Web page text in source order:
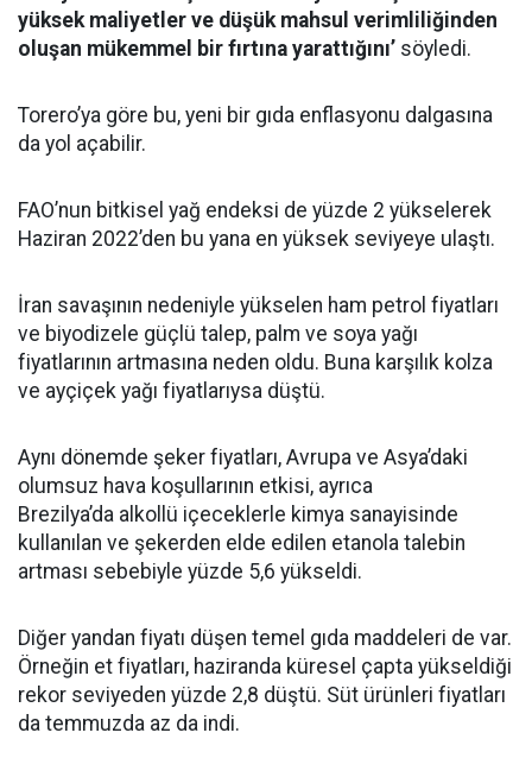
yüksek maliyetler ve düşük mahsul verimliliğinden
oluşan mükemmel bir fırtına yarattığını’ söyledi.
Torero’ya göre bu, yeni bir gıda enflasyonu dalgasına
da yol açabilir.
FAO’nun bitkisel yağ endeksi de yüzde 2 yükselerek
Haziran 2022’den bu yana en yüksek seviyeye ulaştı.
İran savaşının nedeniyle yükselen ham petrol fiyatları
ve biyodizele güçlü talep, palm ve soya yağı
fiyatlarının artmasına neden oldu. Buna karşılık kolza
ve ayçiçek yağı fiyatlarıysa düştü.
Aynı dönemde şeker fiyatları, Avrupa ve Asya’daki
olumsuz hava koşullarının etkisi, ayrıca
Brezilya’da alkollü içeceklerle kimya sanayisinde
kullanılan ve şekerden elde edilen etanola talebin
artması sebebiyle yüzde 5,6 yükseldi.
Diğer yandan fiyatı düşen temel gıda maddeleri de var.
Örneğin et fiyatları, haziranda küresel çapta yükseldiği
rekor seviyeden yüzde 2,8 düştü. Süt ürünleri fiyatları
da temmuzda az da indi.